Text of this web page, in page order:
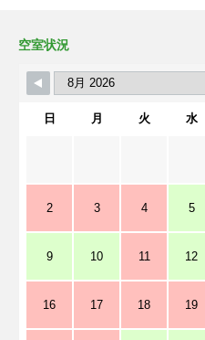
空室状況
日 月 火 水
2 3 4 5
9 10 11 12
16 17 18 19